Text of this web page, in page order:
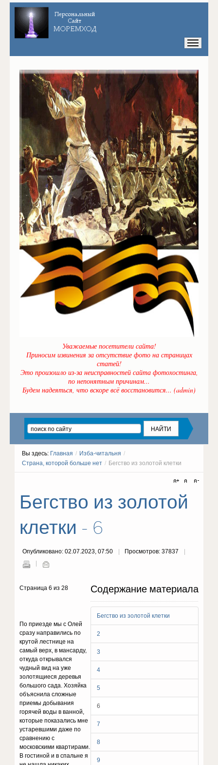
Уважаемые посетители сайта!
Приносим извинения за отсутствие фото на страницах
статей!
Это произошло из-за неисправностей сайта фотохостинга,
по непонятным причинам...
Будем надеяться, что вскоре всё восстановится... (admin)
Вы здесь: Главная / Изба-читальня /
Страна, которой больше нет / Бегство из золотой клетки
Бегство из золотой
клетки - 6
Опубликовано: 02.07.2023, 07:50 Просмотров: 37837
Содержание материала
Бегство из золотой клетки
2
3
4
5
6
7
8
9
Страница 6 из 28
По приезде мы с Олей
сразу направились по
крутой лестнице на
самый верх, в мансарду,
откуда открывался
чудный вид на уже
золотящиеся деревья
большого сада. Хозяйка
объяснила сложные
приемы добывания
горячей воды в ванной,
которые показались мне
устаревшими даже по
сравнению с
московскими квартирами.
В гостиной и в спальне я